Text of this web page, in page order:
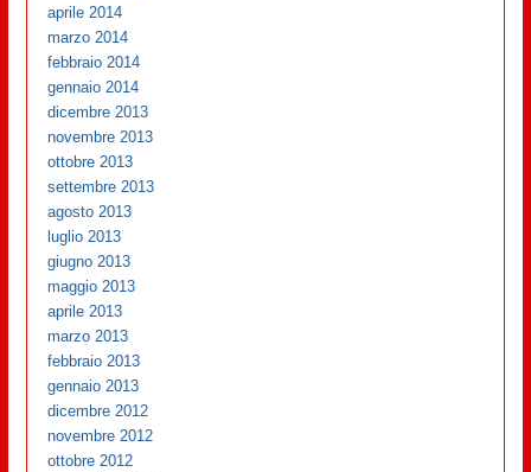
aprile 2014
marzo 2014
febbraio 2014
gennaio 2014
dicembre 2013
novembre 2013
ottobre 2013
settembre 2013
agosto 2013
luglio 2013
giugno 2013
maggio 2013
aprile 2013
marzo 2013
febbraio 2013
gennaio 2013
dicembre 2012
novembre 2012
ottobre 2012